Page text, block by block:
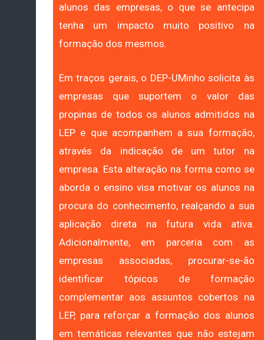
alunos das empresas, o que se antecipa
tenha um impacto muito positivo na
formação dos mesmos.
Em traços gerais, o DEP-UMinho solicita às
empresas que suportem o valor das
propinas de todos os alunos admitidos na
LEP e que acompanhem a sua formação,
através da indicação de um tutor na
empresa. Esta alteração na forma como se
aborda o ensino visa motivar os alunos na
procura do conhecimento, realçando a sua
aplicação direta na futura vida ativa.
Adicionalmente, em parceria com as
empresas associadas, procurar-se-ão
identificar tópicos de formação
complementar aos assuntos cobertos na
LEP, para reforçar a formação dos alunos
em temáticas relevantes que não estejam